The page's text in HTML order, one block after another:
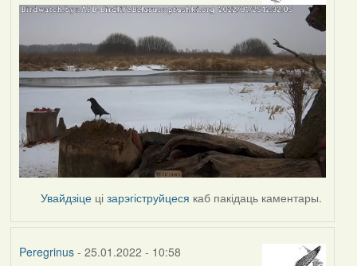
Увайдзіце цізарэгіструйцеся каб пакідаць каментары.
Peregrinus- 25.01.2022 - 10:58